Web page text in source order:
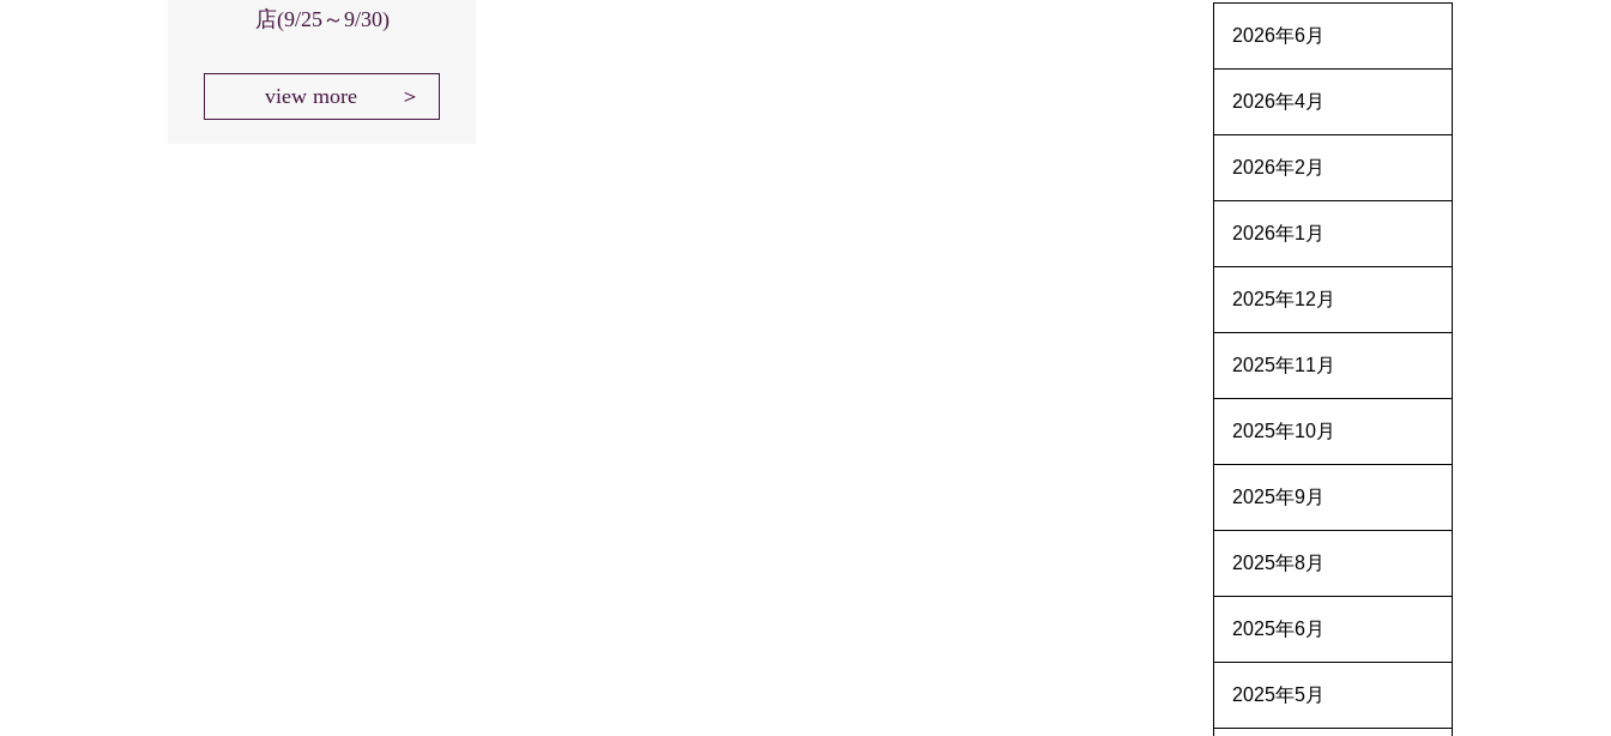
店(9/25～9/30)
view more
2026年6月
2026年4月
2026年2月
2026年1月
2025年12月
2025年11月
2025年10月
2025年9月
2025年8月
2025年6月
2025年5月